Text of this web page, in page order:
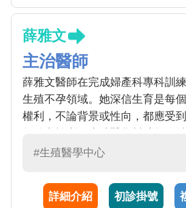
薛雅文
主治醫師
薛雅文醫師在完成婦產科專科訓
生殖不孕領域。她深信生育是每
權利，不論背景或性向，都應受
的人實現願望。她以親切、同理
經驗，提供全面而個性化的治療
位患者獲得最佳照護。
#生殖醫學中心
詳細介紹 初診掛號